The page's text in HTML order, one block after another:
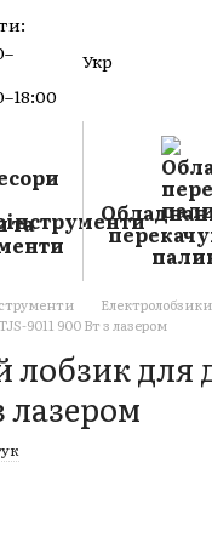
Укр
та
Електролобзики
9011 900 Вт з лазером
для
лазером